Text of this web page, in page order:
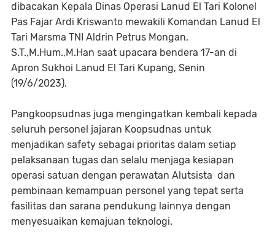
dibacakan Kepala Dinas Operasi Lanud El Tari Kolonel
Pas Fajar Ardi Kriswanto mewakili Komandan Lanud El
Tari Marsma TNI Aldrin Petrus Mongan,
S.T.,M.Hum.,M.Han saat upacara bendera 17-an di
Apron Sukhoi Lanud El Tari Kupang, Senin
(19/6/2023).
Pangkoopsudnas juga mengingatkan kembali kepada
seluruh personel jajaran Koopsudnas untuk
menjadikan safety sebagai prioritas dalam setiap
pelaksanaan tugas dan selalu menjaga kesiapan
operasi satuan dengan perawatan Alutsista dan
pembinaan kemampuan personel yang tepat serta
fasilitas dan sarana pendukung lainnya dengan
menyesuaikan kemajuan teknologi.